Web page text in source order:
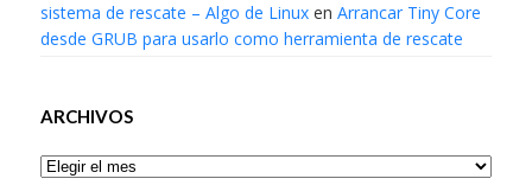
sistema de rescate – Algo de Linuxen Arrancar Tiny Core
desde GRUB para usarlo como herramienta de rescate
ARCHIVOS
Archivos